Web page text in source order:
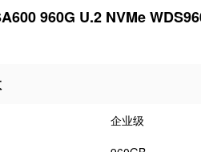
960G U.2 NVMe
企业级